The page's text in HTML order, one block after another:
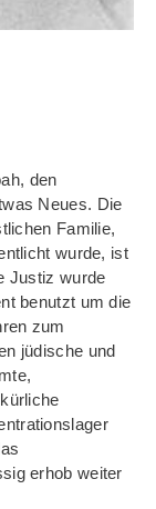
den
Neues. Die
Familie,
wurde, ist
Justiz wurde
benutzt um die
zum
jüdische und
erhob weiter